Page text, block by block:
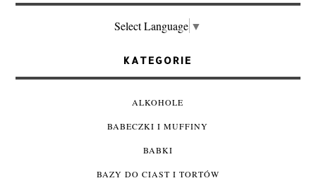
Select Language ▼
KATEGORIE
ALKOHOLE
BABECZKI I MUFFINY
BABKI
BAZY DO CIAST I TORTÓW